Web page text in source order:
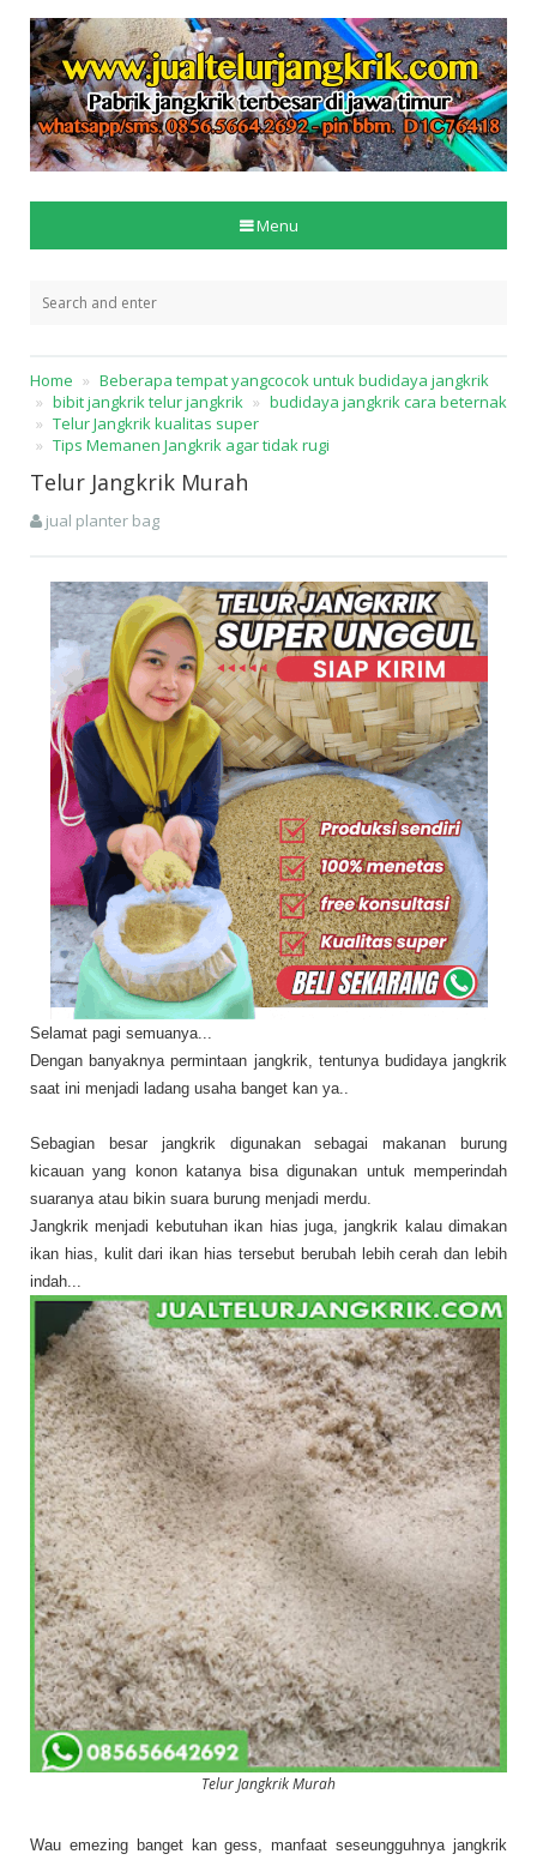
Menu
Home
Beberapa tempat yangcocok untuk budidaya jangkrik
bibit jangkrik telur jangkrik
budidaya jangkrik cara beternak
Telur Jangkrik kualitas super
Tips Memanen Jangkrik agar tidak rugi
Telur Jangkrik Murah
jual planter bag
Selamat pagi semuanya...
Dengan banyaknya permintaan jangkrik, tentunya budidaya jangkrik
saat ini menjadi ladang usaha banget kan ya..
Sebagian besar jangkrik digunakan sebagai makanan burung
kicauan yang konon katanya bisa digunakan untuk memperindah
suaranya atau bikin suara burung menjadi merdu.
Jangkrik menjadi kebutuhan ikan hias juga, jangkrik kalau dimakan
ikan hias, kulit dari ikan hias tersebut berubah lebih cerah dan lebih
indah...
Telur Jangkrik Murah
Wau emezing banget kan gess, manfaat seseungguhnya jangkrik